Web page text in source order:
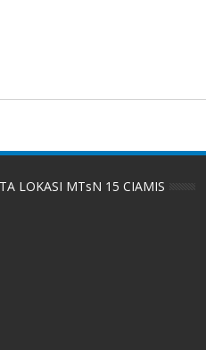
LOKASI MTsN 15 CIAMIS